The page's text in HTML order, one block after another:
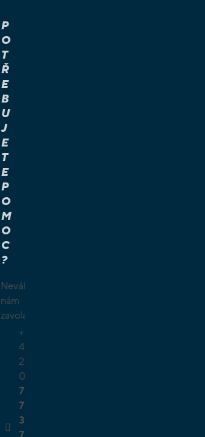
P
O
T
Ř
E
B
U
J
E
T
E
P
O
M
O
C
?
Neváhejte
nám
zavolat.
+
4
2
0
7
7
3